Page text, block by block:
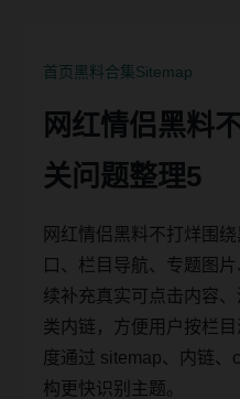
首页黑料合集Sitemap
网红情侣黑料
关问题整理5
网红情侣黑料不打烊围
口、栏目导航、专题图
续补充真实可点击内容
类内链，方便用户按栏
度通过 sitemap、内链
构更快识别主题。